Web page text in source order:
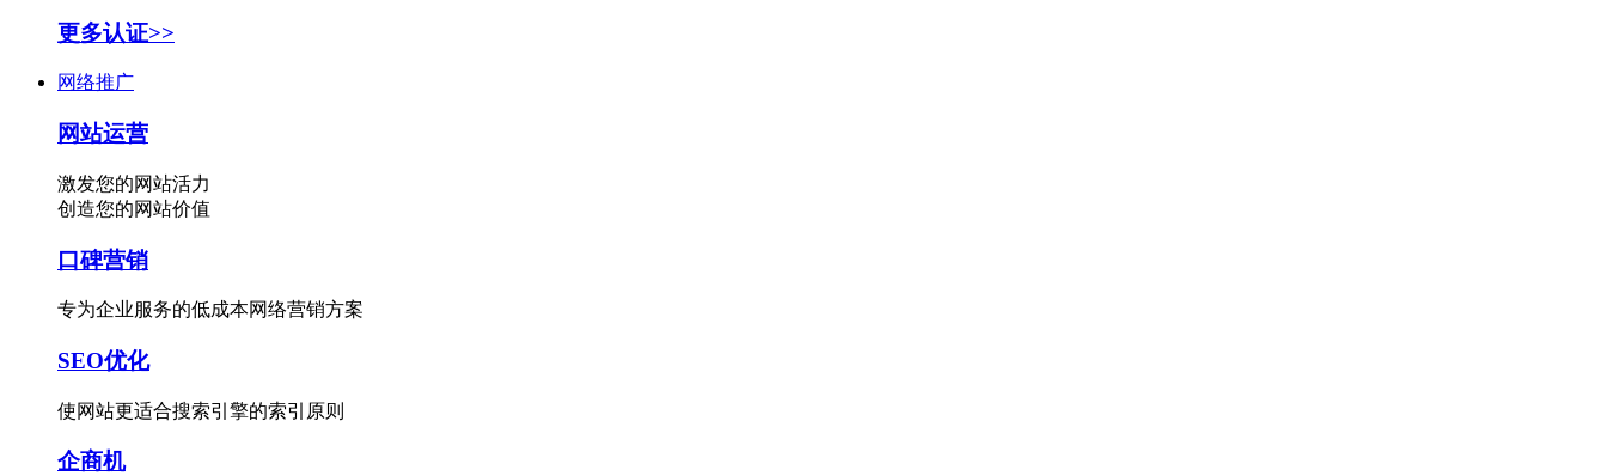
更多认证>>
网络推广
网站运营
激发您的网站活力
创造您的网站价值
口碑营销
专为企业服务的低成本网络营销方案
SEO优化
使网站更适合搜索引擎的索引原则
企商机